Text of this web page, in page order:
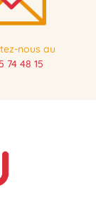
nous au
74 48 15